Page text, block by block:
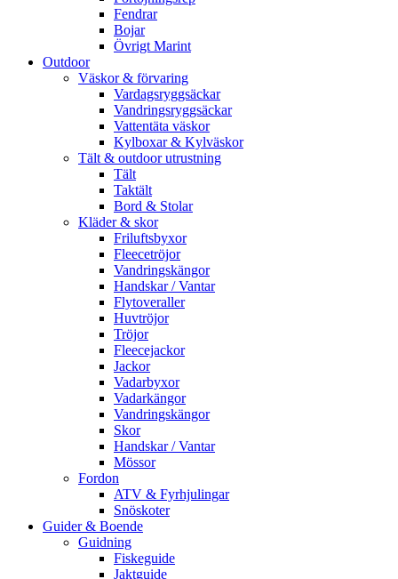
Fendrar
Bojar
Övrigt Marint
Outdoor
Väskor & förvaring
Vardagsryggsäckar
Vandringsryggsäckar
Vattentäta väskor
Kylboxar & Kylväskor
Tält & outdoor utrustning
Tält
Taktält
Bord & Stolar
Kläder & skor
Friluftsbyxor
Fleecetröjor
Vandringskängor
Handskar / Vantar
Flytoveraller
Huvtröjor
Tröjor
Fleecejackor
Jackor
Vadarbyxor
Vadarkängor
Vandringskängor
Skor
Handskar / Vantar
Mössor
Fordon
ATV & Fyrhjulingar
Snöskoter
Guider & Boende
Guidning
Fiskeguide
Jaktguide